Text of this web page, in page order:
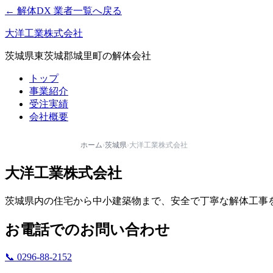
← 解体DX 業者一覧へ戻る
大洋工業株式会社
茨城県東茨城郡城里町の解体会社
トップ
事業紹介
受注実績
会社概要
ホーム›茨城県›大洋工業株式会社
大洋工業株式会社
茨城県内の住宅から中小建築物まで、安全で丁寧な解体工事
お電話でのお問い合わせ
📞 0296-88-2152